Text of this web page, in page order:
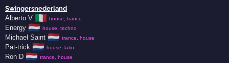
Swingersnederland
Alberto V 🇮🇹 house, trance
Energy 🇳🇱 house, techno
Michael Saint 🇳🇱 trance, house
Pat-trick 🇳🇱 house, latin
Ron D 🇳🇱 trance, house